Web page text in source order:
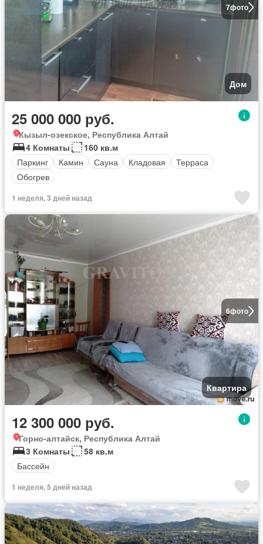
7фото
Дом
25 000 000 руб.
Кызыл-озекское, Республика Алтай
4 Комнаты
160 кв.м
Паркинг
Камин Сауна Кладовая
Терраса
Обогрев
1 неделя, 3 дней назад
6фото
Квартира
12 300 000 руб.
Горно-алтайск, Республика Алтай
3 Комнаты
58 кв.м
Бассейн
1 неделя, 5 дней назад